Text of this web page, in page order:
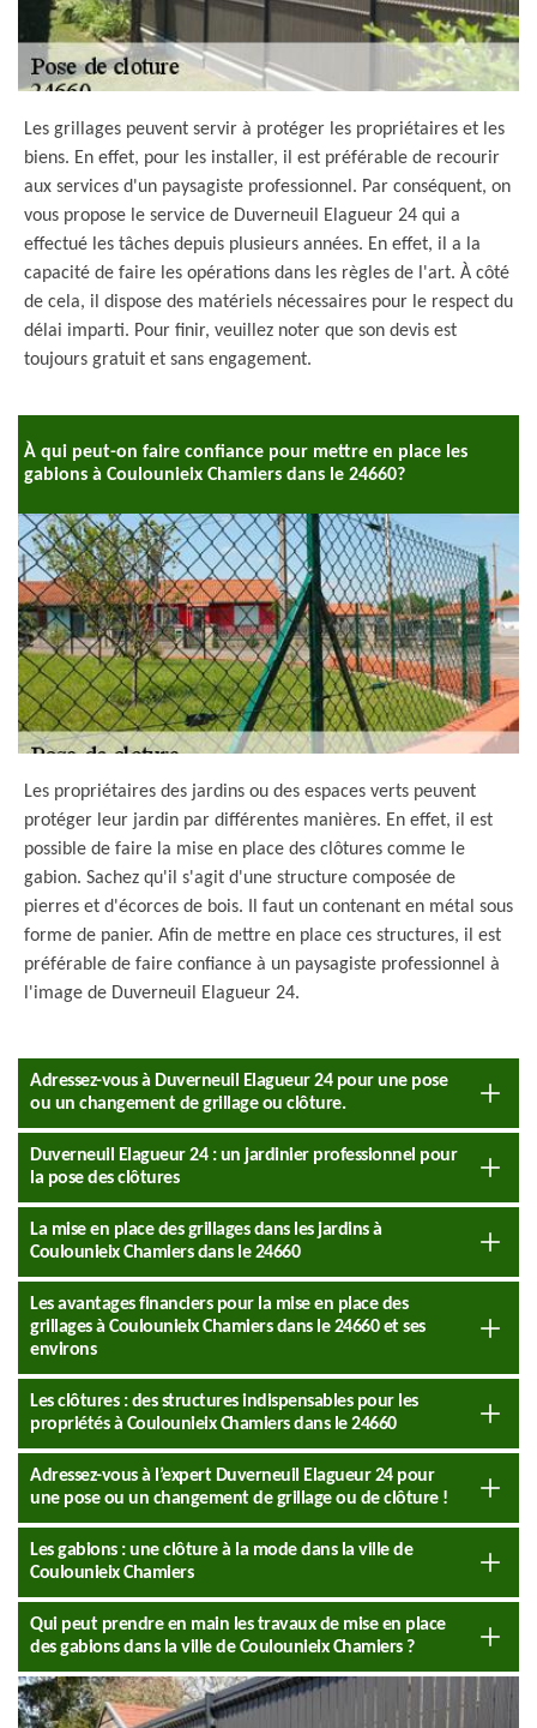
Les grillages peuvent servir à protéger les propriétaires et les
biens. En effet, pour les installer, il est préférable de recourir
aux services d'un paysagiste professionnel. Par conséquent, on
vous propose le service de Duverneuil Elagueur 24 qui a
effectué les tâches depuis plusieurs années. En effet, il a la
capacité de faire les opérations dans les règles de l'art. À côté
de cela, il dispose des matériels nécessaires pour le respect du
délai imparti. Pour finir, veuillez noter que son devis est
toujours gratuit et sans engagement.
À qui peut-on faire confiance pour mettre en place les
gabions à Coulounieix Chamiers dans le 24660?
Les propriétaires des jardins ou des espaces verts peuvent
protéger leur jardin par différentes manières. En effet, il est
possible de faire la mise en place des clôtures comme le
gabion. Sachez qu'il s'agit d'une structure composée de
pierres et d'écorces de bois. Il faut un contenant en métal sous
forme de panier. Afin de mettre en place ces structures, il est
préférable de faire confiance à un paysagiste professionnel à
l'image de Duverneuil Elagueur 24.
Adressez-vous à Duverneuil Elagueur 24 pour une pose
ou un changement de grillage ou clôture.
Duverneuil Elagueur 24 : un jardinier professionnel pour
la pose des clôtures
La mise en place des grillages dans les jardins à
Coulounieix Chamiers dans le 24660
Les avantages financiers pour la mise en place des
grillages à Coulounieix Chamiers dans le 24660 et ses
environs
Les clôtures : des structures indispensables pour les
propriétés à Coulounieix Chamiers dans le 24660
Adressez-vous à l’expert Duverneuil Elagueur 24 pour
une pose ou un changement de grillage ou de clôture !
Les gabions : une clôture à la mode dans la ville de
Coulounieix Chamiers
Qui peut prendre en main les travaux de mise en place
des gabions dans la ville de Coulounieix Chamiers ?